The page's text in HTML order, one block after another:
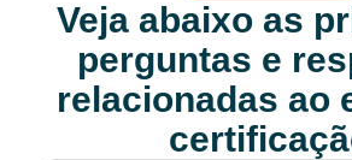
Veja abaixo as
perguntas e
relacionadas ao